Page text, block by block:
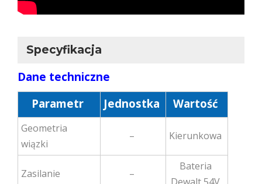
Specyfikacja
Dane techniczne
Parametr
Jednostka Wartość
Geometria
wiązki
– Kierunkowa
Zasilanie –
Bateria